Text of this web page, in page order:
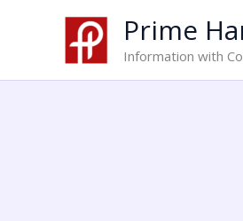
Prime
Information with